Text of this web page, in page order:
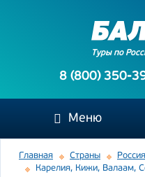
Туры по
8 (800) 350-
Меню
Главная Страны
Россия
Карелия, Кижи, Валаам,